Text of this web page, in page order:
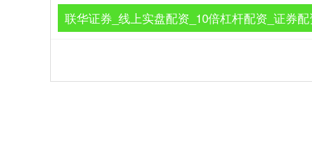
联华证券_线上实盘配资_10倍杠杆配资_证券